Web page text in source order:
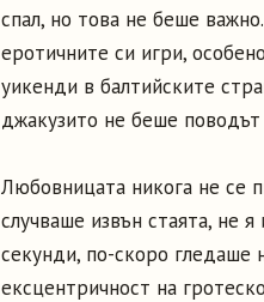
спал, но това не беше
еротичните си игри,
уикенди в балтийските
джакузито не беше
Любовницата никога не се
случваше извън стаята, не
секунди, по-скоро гледаше
ексцентричност на